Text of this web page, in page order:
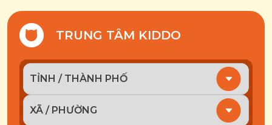
TRUNG TÂM KIDDO